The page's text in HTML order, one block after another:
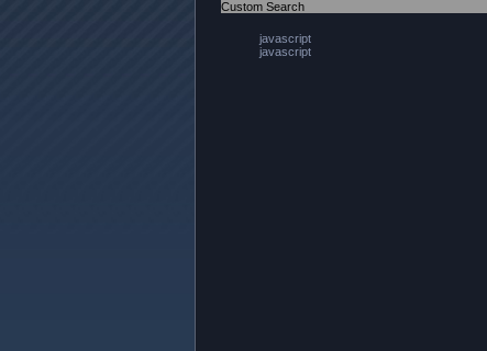
Custom Search
javascript
javascript